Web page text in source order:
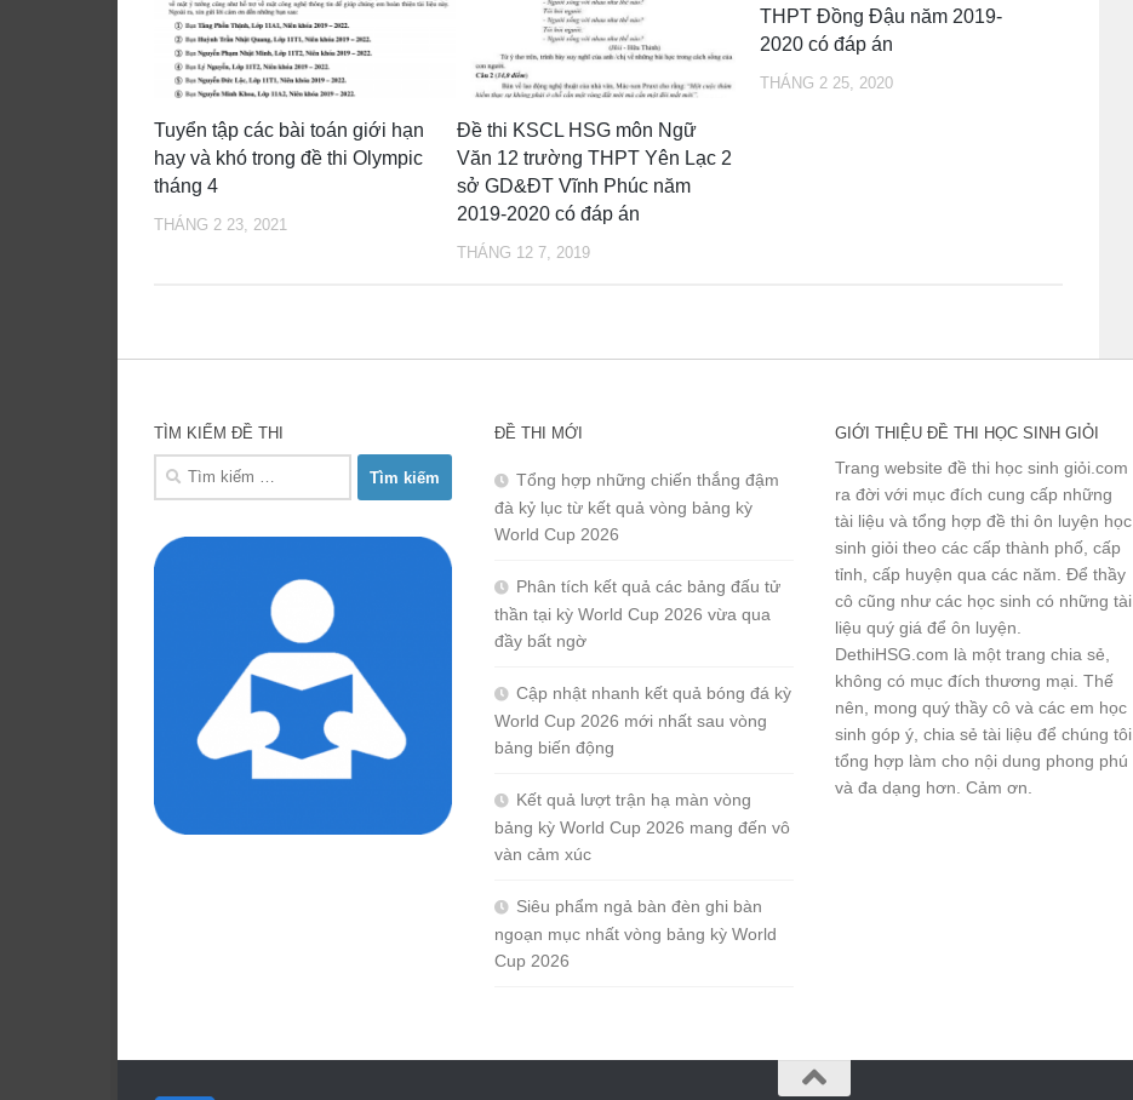
Tuyển tập các bài toán giới hạn
hay và khó trong đề thi Olympic
tháng 4
THÁNG 2 23, 2021
Đề thi KSCL HSG môn Ngữ
Văn 12 trường THPT Yên Lạc 2
sở GD&ĐT Vĩnh Phúc năm
2019-2020 có đáp án
THÁNG 12 7, 2019
THPT Đồng Đậu năm 2019-
2020 có đáp án
THÁNG 2 25, 2020
TÌM KIẾM ĐỀ THI
Tìm
ĐỀ THI MỚI
Tổng hợp những chiến thắng đậm
đà kỷ lục từ kết quả vòng bảng kỳ
World Cup 2026
Phân tích kết quả các bảng đấu tử
thần tại kỳ World Cup 2026 vừa qua
đầy bất ngờ
Cập nhật nhanh kết quả bóng đá kỳ
World Cup 2026 mới nhất sau vòng
bảng biến động
Kết quả lượt trận hạ màn vòng
bảng kỳ World Cup 2026 mang đến vô
vàn cảm xúc
Siêu phẩm ngả bàn đèn ghi bàn
ngoạn mục nhất vòng bảng kỳ World
Cup 2026
GIỚI THIỆU ĐỀ THI HỌC SINH GIỎI
Trang website đề thi học sinh giỏi.com
ra đời với mục đích cung cấp những
tài liệu và tổng hợp đề thi ôn luyện học
sinh giỏi theo các cấp thành phố, cấp
tỉnh, cấp huyện qua các năm. Để thầy
cô cũng như các học sinh có những tài
liệu quý giá để ôn luyện.
DethiHSG.com là một trang chia sẻ,
không có mục đích thương mại. Thế
nên, mong quý thầy cô và các em học
sinh góp ý, chia sẻ tài liệu để chúng tôi
tổng hợp làm cho nội dung phong phú
và đa dạng hơn. Cảm ơn.